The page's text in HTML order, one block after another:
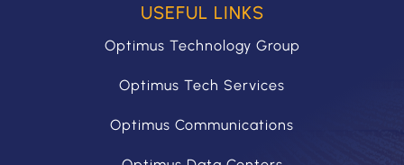
USEFUL LINKS
Optimus Technology Group
Optimus Tech Services
Optimus Communications